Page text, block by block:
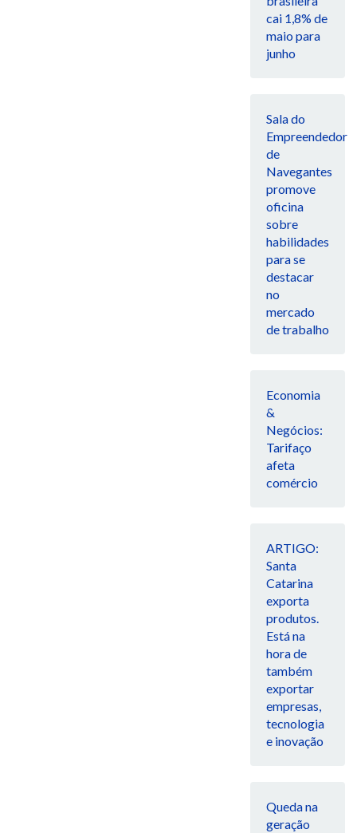
cai 1,8% de
maio para
junho
Sala do
Empreendedor
de
Navegantes
promove
oficina
sobre
habilidades
para se
destacar
no
mercado
de trabalho
Economia
&
Negócios:
Tarifaço
afeta
comércio
ARTIGO:
Santa
Catarina
exporta
produtos.
Está na
hora de
também
exportar
empresas,
tecnologia
e inovação
Queda na
geração